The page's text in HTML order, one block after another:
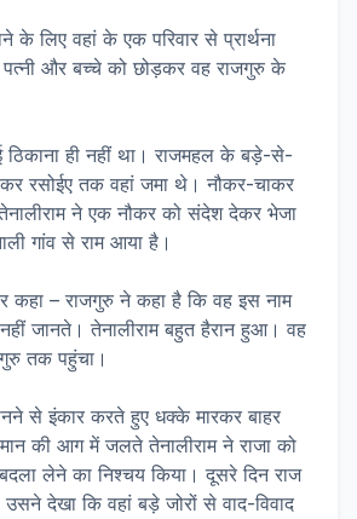
के लिए वहां के एक परिवार से प्रार्थना
पत्नी और बच्चे को छोड़कर वह राजगुरु के
ठिकाना ही नहीं था। राजमहल के बड़े-से-
रसोईए तक वहां जमा थे। नौकर-चाकर
ने एक नौकर को संदेश देकर भेजा
गांव से राम आया है।
कहा – राजगुरु ने कहा है कि वह इस नाम
जानते। तेनालीराम बहुत हैरान हुआ। वह
तक पहुंचा।
से इंकार करते हुए धक्के मारकर बाहर
की आग में जलते तेनालीराम ने राजा को
लेने का निश्चय किया। दूसरे दिन राज
देखा कि वहां बड़े जोरों से वाद-विवाद